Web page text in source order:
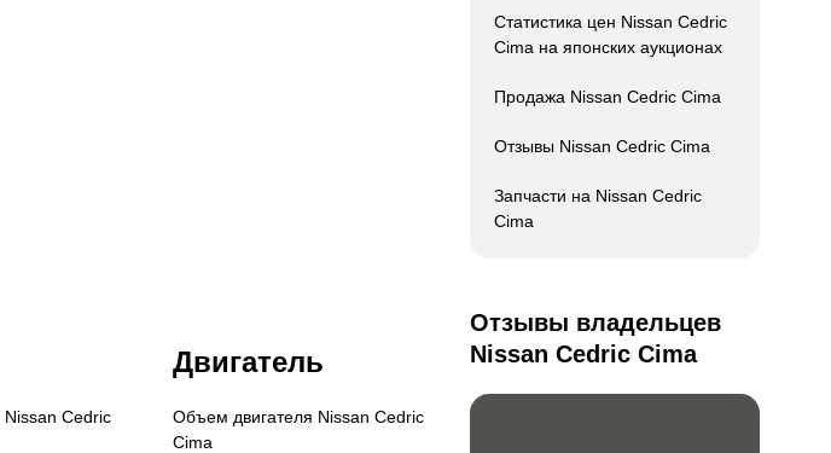
Nissan Cedric
Двигатель
Объем двигателя Nissan Cedric
Cima
Статистика цен Nissan Cedric
Cima на японских аукционах
Продажа Nissan Cedric Cima
Отзывы Nissan Cedric Cima
Запчасти на Nissan Cedric
Cima
Отзывы владельцев
Nissan Cedric Cima